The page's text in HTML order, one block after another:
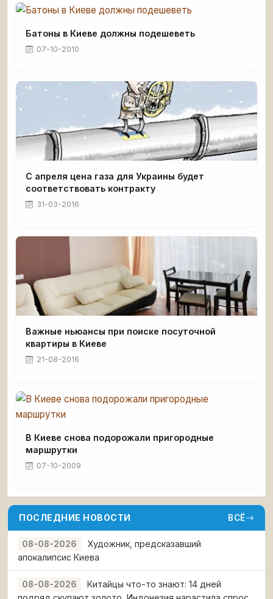
Батоны в Киеве должны подешеветь
07-10-2010
С апреля цена газа для Украины будет
соответствовать контракту
31-03-2016
Важные ньюансы при поиске посуточной
квартиры в Киеве
21-08-2016
В Киеве снова подорожали пригородные
маршрутки
07-10-2009
ПОСЛЕДНИЕ НОВОСТИ ВСЁ
08-08-2026
Художник, предсказавший
апокалипсис Киева
08-08-2026
Китайцы что-то знают: 14 дней